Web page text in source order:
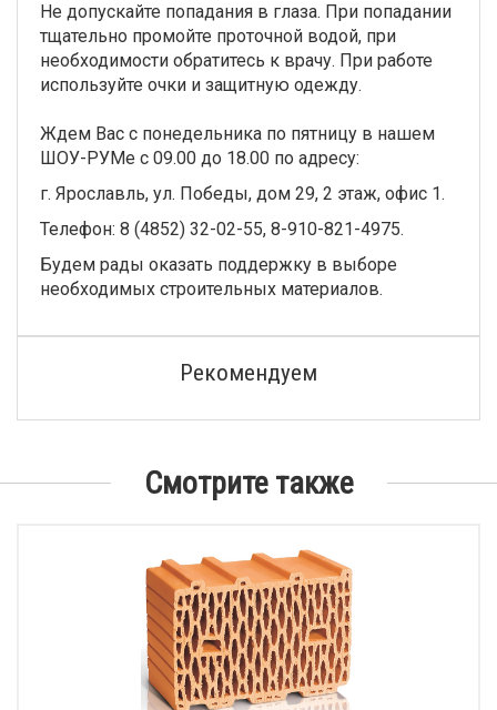
Не допускайте попадания в глаза. При попадании
тщательно промойте проточной водой, при
необходимости обратитесь к врачу. При работе
используйте очки и защитную одежду.
Ждем Вас с понедельника по пятницу в нашем
ШОУ-РУМе с 09.00 до 18.00 по адресу:
г. Ярославль, ул. Победы, дом 29, 2 этаж, офис 1.
Телефон: 8 (4852) 32-02-55, 8-910-821-4975.
Будем рады оказать поддержку в выборе
необходимых строительных материалов.
Рекомендуем
Смотрите также